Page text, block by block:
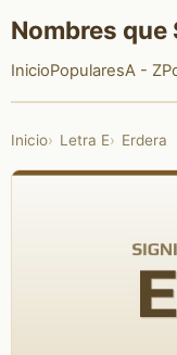
Nombres
InicioPopularesA - Z
Inicio Letra E Erdera